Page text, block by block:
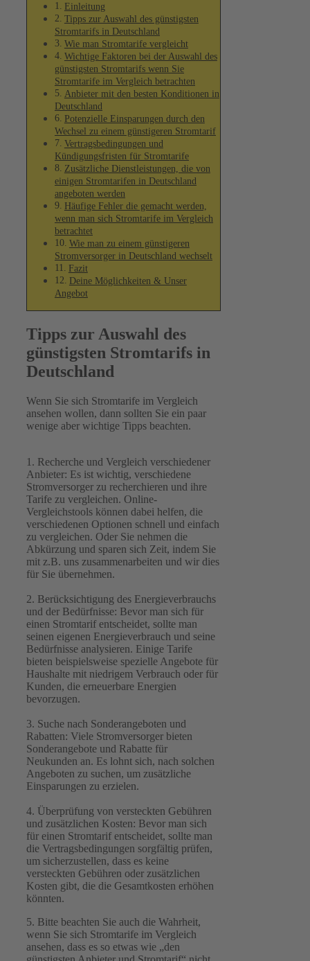
Einleitung
Tipps zur Auswahl des günstigsten
Stromtarifs in Deutschland
Wie man Stromtarife vergleicht
Wichtige Faktoren bei der Auswahl des
günstigsten Stromtarifs wenn Sie
Stromtarife im Vergleich betrachten
Anbieter mit den besten Konditionen in
Deutschland
Potenzielle Einsparungen durch den
Wechsel zu einem günstigeren Stromtarif
Vertragsbedingungen und
Kündigungsfristen für Stromtarife
Zusätzliche Dienstleistungen, die von
einigen Stromtarifen in Deutschland
angeboten werden
Häufige Fehler die gemacht werden,
wenn man sich Stromtarife im Vergleich
betrachtet
Wie man zu einem günstigeren
Stromversorger in Deutschland wechselt
Fazit
Deine Möglichkeiten & Unser
Angebot
Tipps zur Auswahl des
günstigsten Stromtarifs in
Deutschland
Wenn Sie sich Stromtarife im Vergleich
ansehen wollen, dann sollten Sie ein paar
wenige aber wichtige Tipps beachten.
1. Recherche und Vergleich verschiedener
Anbieter: Es ist wichtig, verschiedene
Stromversorger zu recherchieren und ihre
Tarife zu vergleichen. Online-
Vergleichstools können dabei helfen, die
verschiedenen Optionen schnell und einfach
zu vergleichen. Oder Sie nehmen die
Abkürzung und sparen sich Zeit, indem Sie
mit z.B. uns zusammenarbeiten und wir dies
für Sie übernehmen.
2. Berücksichtigung des Energieverbrauchs
und der Bedürfnisse: Bevor man sich für
einen Stromtarif entscheidet, sollte man
seinen eigenen Energieverbrauch und seine
Bedürfnisse analysieren. Einige Tarife
bieten beispielsweise spezielle Angebote für
Haushalte mit niedrigem Verbrauch oder für
Kunden, die erneuerbare Energien
bevorzugen.
3. Suche nach Sonderangeboten und
Rabatten: Viele Stromversorger bieten
Sonderangebote und Rabatte für
Neukunden an. Es lohnt sich, nach solchen
Angeboten zu suchen, um zusätzliche
Einsparungen zu erzielen.
4. Überprüfung von versteckten Gebühren
und zusätzlichen Kosten: Bevor man sich
für einen Stromtarif entscheidet, sollte man
die Vertragsbedingungen sorgfältig prüfen,
um sicherzustellen, dass es keine
versteckten Gebühren oder zusätzlichen
Kosten gibt, die die Gesamtkosten erhöhen
könnten.
5. Bitte beachten Sie auch die Wahrheit,
wenn Sie sich Stromtarife im Vergleich
ansehen, dass es so etwas wie „den